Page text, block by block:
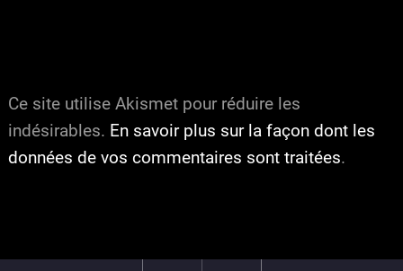
Ce site utilise Akismet pour réduire les
indésirables. En savoir plus sur la façon dont les
données de vos commentaires sont traitées.